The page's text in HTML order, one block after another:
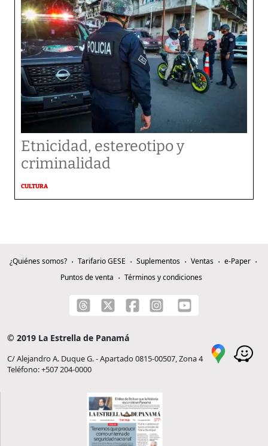
Etnicidad, estereotipo y
criminalidad
CULTURA
¿Quiénes somos? Tarifario GESE Suplementos Ventas
e-Paper
Puntos de venta
Términos y condiciones
© 2019 La Estrella de Panamá
C/ Alejandro A. Duque G. - Apartado 0815-00507, Zona 4
Teléfono: +507 204-0000